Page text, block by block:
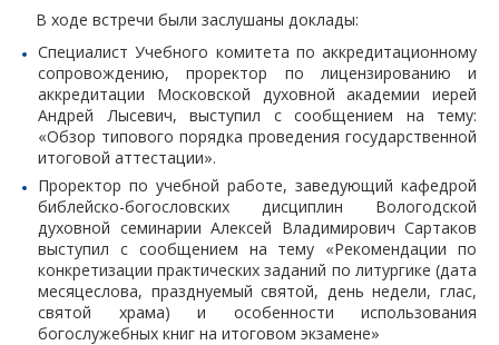
В ходе встречи были заслушаны доклады:
Специалист Учебного комитета по аккредитационному
сопровождению, проректор по лицензированию и
аккредитации Московской духовной академии иерей
Андрей Лысевич, выступил с сообщением на тему:
«Обзор типового порядка проведения государственной
итоговой аттестации».
Проректор по учебной работе, заведующий кафедрой
библейско-богословских дисциплин Вологодской
духовной семинарии Алексей Владимирович Сартаков
выступил с сообщением на тему «Рекомендации по
конкретизации практических заданий по литургике (дата
месяцеслова, празднуемый святой, день недели, глас,
святой храма) и особенности использования
богослужебных книг на итоговом экзамене»